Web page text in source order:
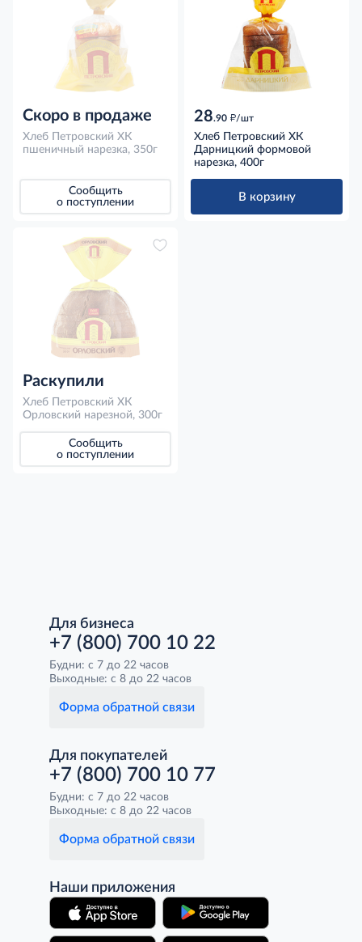
Скоро в продаже
Хлеб Петровский ХК
пшеничный нарезка, 350г
Сообщить
о поступлении
28.90 д/шт
Хлеб Петровский ХК
Дарницкий формовой
нарезка, 400г
В корзину
Раскупили
Хлеб Петровский ХК
Орловский нарезной, 300г
Сообщить
о поступлении
Для бизнеса
+7 (800) 700 10 22
Будни: с 7 до 22 часов
Выходные: с 8 до 22 часов
Форма обратной связи
Для покупателей
+7 (800) 700 10 77
Будни: с 7 до 22 часов
Выходные: с 8 до 22 часов
Форма обратной связи
Наши приложения